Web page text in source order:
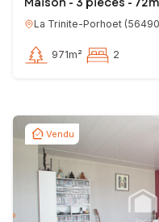
La Trinite-Porhoet (
971m² 2
Vendu